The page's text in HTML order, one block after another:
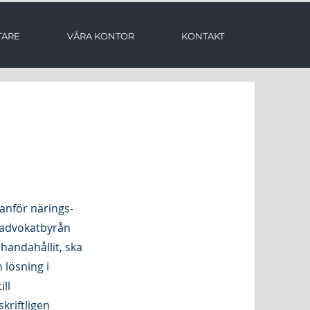
VÅRA KONTOR KONTAKT
närings-
ska
lösning i